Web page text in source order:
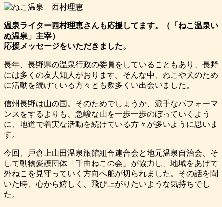
温泉ライター西村理恵さんも応援してます。（「ねこ温泉い
ぬ温泉」主宰）
応援メッセージをいただきました。
長年、長野県の温泉行政の委員をしていることもあり、長野
には多くの友人知人がおります。そんな中、ねこや犬のため
に活動を続けている方々とも数多くい出会いました。
信州長野は山の国。そのためでしょうか、派手なパフォーマ
ンスをするよりも、急峻な山を一歩一歩のぼっていくよう
に、地道で着実な活動を続けている方々が多いように思いま
す。
今回、戸倉上山田温泉旅館組合連合会と地元温泉自治会、そ
して動物愛護団体「千曲ねこの会」が協力し、地域をあげて
外ねこを見守っていく方向へ舵が切られました。その話を聞
いた時、心から嬉しく、飛び上がりたいような気持ちでし
た。